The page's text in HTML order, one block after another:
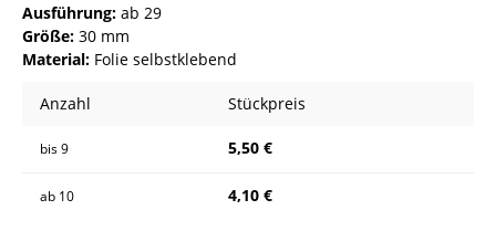
Ausführung: ab 29
Größe: 30 mm
Material: Folie selbstklebend
Anzahl Stückpreis
bis9 5,50 €
ab 10 4,10 €